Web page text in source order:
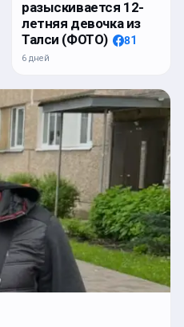
разыскивается 12-
летняя девочка из
Талси (ФОТО)
81
6 дней